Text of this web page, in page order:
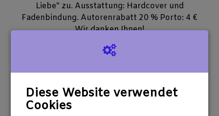
Liebe" zu. Ausstattung: Hardcover und
Fadenbindung. Autorenrabatt 20 % Porto: 4 €
Wir danken Ihnen!
50 €
spenden
Diese Website verwendet
Cookies